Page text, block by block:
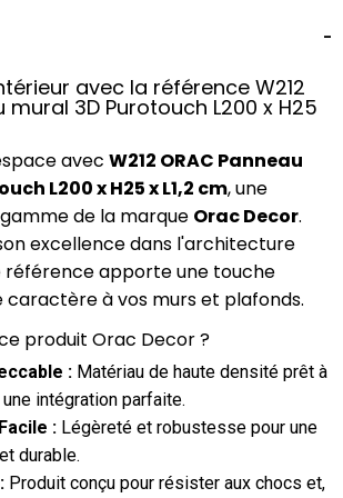
avec la référence W212
mural 3D Purotouch L200 x H25
avec W212 ORAC Panneau
L200 x H25 x L1,2 cm, une
de la marque Orac Decor.
excellence dans l'architecture
apporte une touche
caractère à vos murs et plafonds.
produit Orac Decor ?
: Matériau de haute densité prêt à
intégration parfaite.
: Légèreté et robustesse pour une
durable.
Produit conçu pour résister aux chocs et,